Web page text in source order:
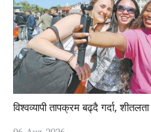
विश्वव्यापी तापक्रम बढ्दै गर्दा,